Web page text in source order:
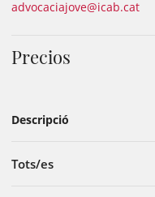
advocaciajove@icab.cat
Precios
Descripció
Tots/es